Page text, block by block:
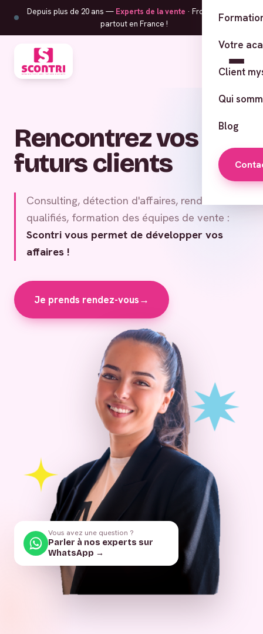
Depuis plus de 20 ans — Experts de la vente · From Corsica,
partout en France !
Votre
Client
Qui
Blog
Rencontrez vos
futurs clients
Consulting, détection d'affaires, rendez-vous
qualifiés, formation des équipes de vente :
Scontri vous permet de développer vos
affaires !
Je prends rendez-vous→
Vous avez une question ?
Parler à nos experts sur
WhatsApp →